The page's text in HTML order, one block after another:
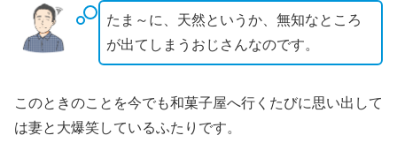
たま～に、天然というか、無知なところ
が出てしまうおじさんなのです。
このときのことを今でも和菓子屋へ行くたびに思い出して
は妻と大爆笑しているふたりです。